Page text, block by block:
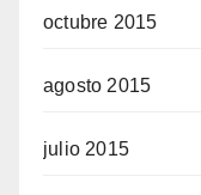
octubre 2015
agosto 2015
julio 2015